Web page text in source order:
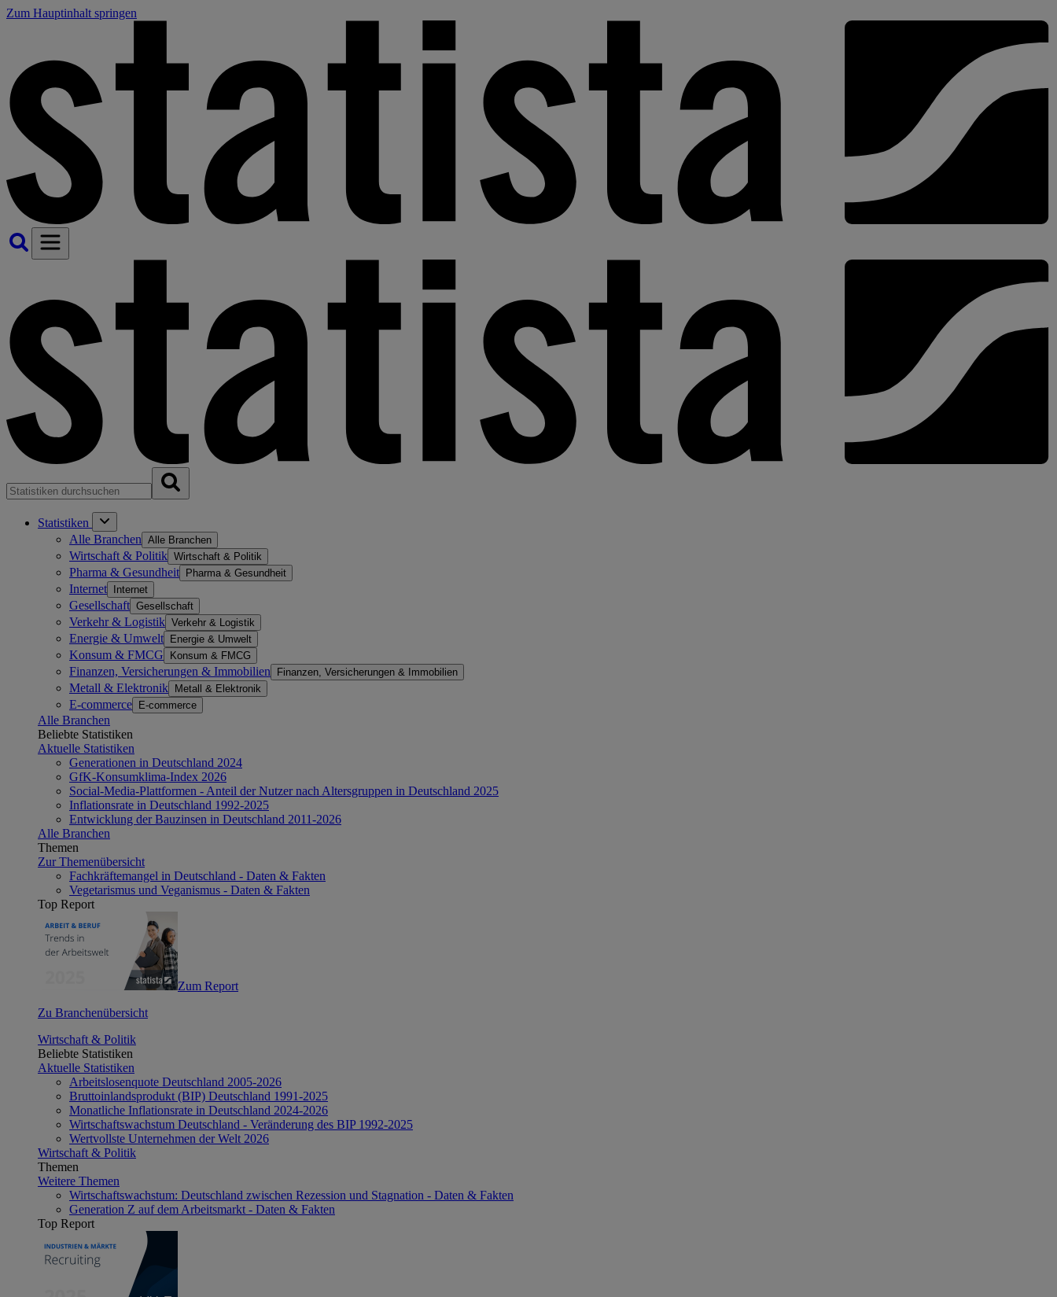
Zum Hauptinhalt springen
Statistiken
Alle Branchen Alle Branchen
Wirtschaft & Politik Wirtschaft & Politik
Pharma & Gesundheit Pharma & Gesundheit
Internet Internet
Gesellschaft Gesellschaft
Verkehr & Logistik Verkehr & Logistik
Energie & Umwelt Energie & Umwelt
Konsum & FMCG Konsum & FMCG
Finanzen, Versicherungen & Immobilien Finanzen, Versicherungen & Immobilien
Metall & Elektronik Metall & Elektronik
E-commerce E-commerce
Alle Branchen
Beliebte Statistiken
Aktuelle Statistiken
Generationen in Deutschland 2024
GfK-Konsumklima-Index 2026
Social-Media-Plattformen - Anteil der Nutzer nach Altersgruppen in Deutschland 2025
Inflationsrate in Deutschland 1992-2025
Entwicklung der Bauzinsen in Deutschland 2011-2026
Alle Branchen
Themen
Zur Themenübersicht
Fachkräftemangel in Deutschland - Daten & Fakten
Vegetarismus und Veganismus - Daten & Fakten
Top Report
Zum Report
Zu Branchenübersicht
Wirtschaft & Politik
Beliebte Statistiken
Aktuelle Statistiken
Arbeitslosenquote Deutschland 2005-2026
Bruttoinlandsprodukt (BIP) Deutschland 1991-2025
Monatliche Inflationsrate in Deutschland 2024-2026
Wirtschaftswachstum Deutschland - Veränderung des BIP 1992-2025
Wertvollste Unternehmen der Welt 2026
Wirtschaft & Politik
Themen
Weitere Themen
Wirtschaftswachstum: Deutschland zwischen Rezession und Stagnation - Daten & Fakten
Generation Z auf dem Arbeitsmarkt - Daten & Fakten
Top Report